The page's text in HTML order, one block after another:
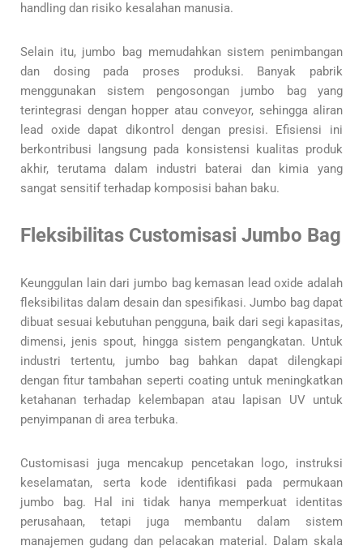
handling dan risiko kesalahan manusia.
Selain itu, jumbo bag memudahkan sistem penimbangan
dan dosing pada proses produksi. Banyak pabrik
menggunakan sistem pengosongan jumbo bag yang
terintegrasi dengan hopper atau conveyor, sehingga aliran
lead oxide dapat dikontrol dengan presisi. Efisiensi ini
berkontribusi langsung pada konsistensi kualitas produk
akhir, terutama dalam industri baterai dan kimia yang
sangat sensitif terhadap komposisi bahan baku.
Fleksibilitas Customisasi Jumbo Bag
Keunggulan lain dari jumbo bag kemasan lead oxide adalah
fleksibilitas dalam desain dan spesifikasi. Jumbo bag dapat
dibuat sesuai kebutuhan pengguna, baik dari segi kapasitas,
dimensi, jenis spout, hingga sistem pengangkatan. Untuk
industri tertentu, jumbo bag bahkan dapat dilengkapi
dengan fitur tambahan seperti coating untuk meningkatkan
ketahanan terhadap kelembapan atau lapisan UV untuk
penyimpanan di area terbuka.
Customisasi juga mencakup pencetakan logo, instruksi
keselamatan, serta kode identifikasi pada permukaan
jumbo bag. Hal ini tidak hanya memperkuat identitas
perusahaan, tetapi juga membantu dalam sistem
manajemen gudang dan pelacakan material. Dalam skala